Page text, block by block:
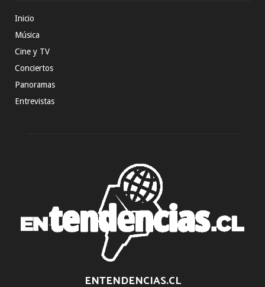
Inicio
Música
Cine y TV
Conciertos
Panoramas
Entrevistas
ENTENDENCIAS.CL